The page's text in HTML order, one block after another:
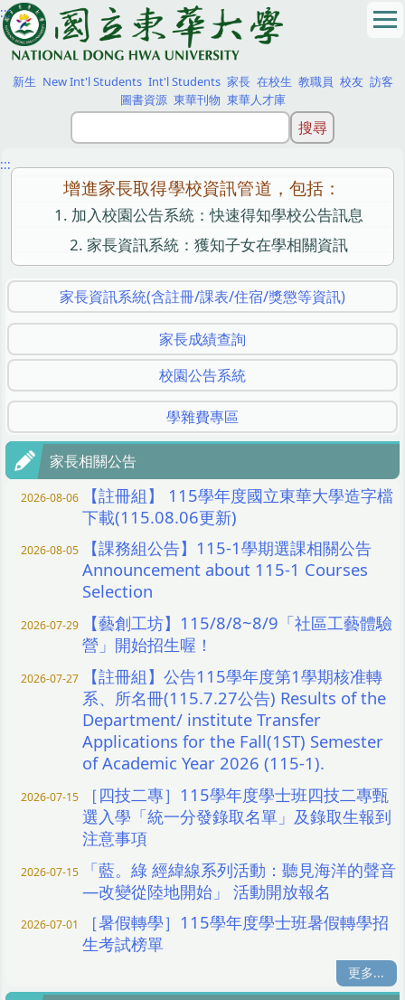
跳
到
主
要
內
:::
新生 New Int'l Students Int'l Students 家長 在校生 教職員 校友 訪客
圖書資源 東華刊物 東華人才庫
:::
增進家長取得學校資訊管道，包括：
加入校園公告系統：快速得知學校公告訊息
家長資訊系統：獲知子女在學相關資訊
家長資訊系統(含註冊/課表/住宿/獎懲等資訊)
家長成績查詢
校園公告系統
學雜費專區
家長相關公告
2026-08-06
【註冊組】 115學年度國立東華大學造字檔
下載(115.08.06更新)
2026-08-05
【課務組公告】115-1學期選課相關公告
Announcement about 115-1 Courses
Selection
2026-07-29
【藝創工坊】115/8/8~8/9「社區工藝體驗
營」開始招生喔！
2026-07-27
【註冊組】公告115學年度第1學期核准轉
系、所名冊(115.7.27公告) Results of the
Department/ institute Transfer
Applications for the Fall(1ST) Semester
of Academic Year 2026 (115-1).
2026-07-15
［四技二專］115學年度學士班四技二專甄
選入學「統一分發錄取名單」及錄取生報到
注意事項
2026-07-15
「藍。綠 經緯線系列活動：聽見海洋的聲音
—改變從陸地開始」 活動開放報名
2026-07-01
［暑假轉學］115學年度學士班暑假轉學招
生考試榜單
更多...